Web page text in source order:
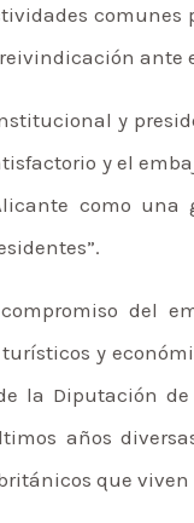
ante
y
y el
como una
del
y
la Diputación
años
que